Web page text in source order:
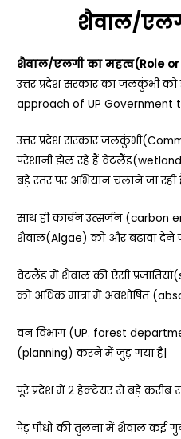
शैवाल/
शैवाल/एलगी का महत्व(Role
उत्तर प्रदेश सरकार का जलकुंभी
approach of UP Government
उत्तर प्रदेश सरकार
परेशानी झेल रहे हैं
बड़े स्तर पर अभियान चलाने जा रही
साथ ही कार्बन उत्सर्जन
शैवाल(Algae) को और बढ़ावा देने
वेटलैंड में शैवाल की ऐसी
को अधिक मात्रा में अवशोषित
वन विभाग (UP. forest
(planning) करने में जुड़ गया है|
पूरे प्रदेश में 2 हेक्टेयर से बड़े करीब
पेड़ पौधों की तुलना में शैवाल कई